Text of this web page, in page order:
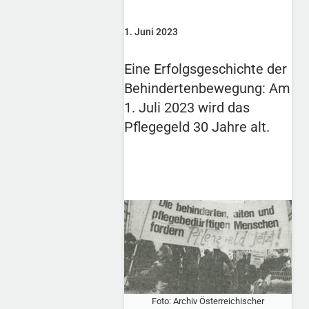
1. Juni 2023
Eine Erfolgsgeschichte der
Behindertenbewegung: Am
1. Juli 2023 wird das
Pflegegeld 30 Jahre alt.
Foto: Archiv Österreichischer